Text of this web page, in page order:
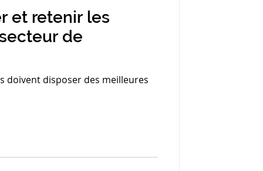
et retenir les
de
doivent disposer des meilleures